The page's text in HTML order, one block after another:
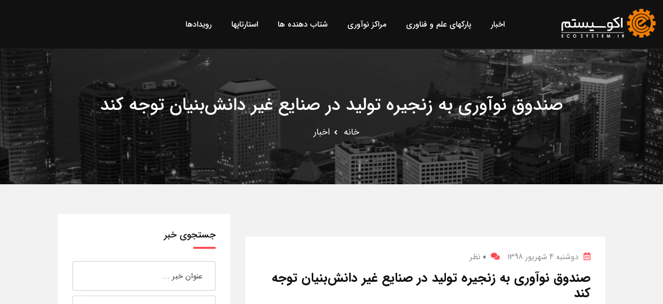
اخبار پارکهای علم و فناوری مراکز نوآوری شتاب دهنده ها استارتاپها رویدادها
صندوق نوآوری به زنجیره تولید در صنایع غیر دانش‌بنیان توجه کند
خانه اخبار
دوشنبه 4 شهریور 1398 0 نظر
صندوق نوآوری به زنجیره تولید در صنایع غیر دانش‌بنیان توجه
کند
جستجوی خبر